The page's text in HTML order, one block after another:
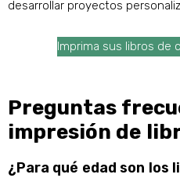
desarrollar proyectos
Imprima sus libros de
Preguntas
impresión de
¿Para qué edad son los